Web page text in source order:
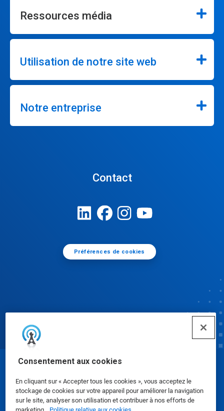
Consentement aux cookies
En cliquant sur « Accepter tous les cookies », vous acceptez le
stockage de cookies sur votre appareil pour améliorer la navigation
sur le site, analyser son utilisation et contribuer à nos efforts de
Ressources média
Utilisation de notre site web
Notre entreprise
Contact
Préférences de cookies
Fiches de données de sécurité|Politique de